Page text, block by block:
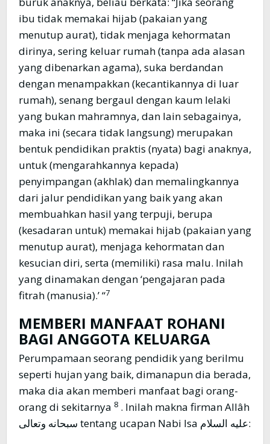
ibu tidak memakai hijab (pakaian yang
menutup aurat), tidak menjaga kehormatan
dirinya, sering keluar rumah (tanpa ada alasan
yang dibenarkan agama), suka berdandan
dengan menampakkan (kecantikannya di luar
rumah), senang bergaul dengan kaum lelaki
yang bukan mahramnya, dan lain sebagainya,
maka ini (secara tidak langsung) merupakan
bentuk pendidikan praktis (nyata) bagi anaknya,
untuk (mengarahkannya kepada)
penyimpangan (akhlak) dan memalingkannya
dari jalur pendidikan yang baik yang akan
membuahkan hasil yang terpuji, berupa
(kesadaran untuk) memakai hijab (pakaian yang
menutup aurat), menjaga kehormatan dan
kesucian diri, serta (memiliki) rasa malu. Inilah
yang dinamakan dengan ‘pengajaran pada
fitrah (manusia).’ “7
MEMBERI MANFAAT ROHANI
BAGI ANGGOTA KELUARGA
Perumpamaan seorang pendidik yang berilmu
seperti hujan yang baik, dimanapun dia berada,
maka dia akan memberi manfaat bagi orang-
orang di sekitarnya 8 . Inilah makna firman Allâh
سبحانه وتعالى tentang ucapan Nabi Isa عليه السلام: